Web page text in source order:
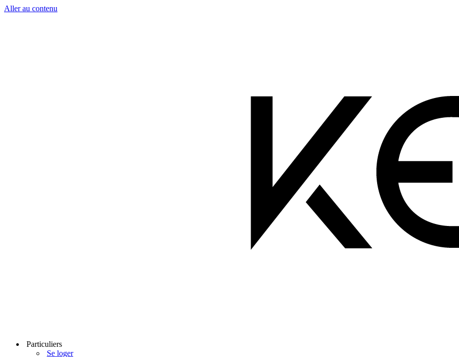
Aller au contenu
Particuliers
Se loger